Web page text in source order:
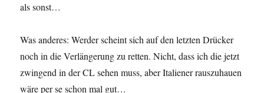
als sonst…
Was anderes: Werder scheint sich auf den letzten Drücker
noch in die Verlängerung zu retten. Nicht, dass ich die jetzt
zwingend in der CL sehen muss, aber Italiener rauszuhauen
wäre per se schon mal gut…